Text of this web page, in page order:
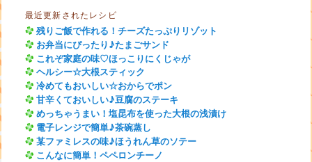
最近更新されたレシピ
残りご飯で作れる！チーズたっぷりリゾット
お弁当にぴったり♪たまごサンド
これぞ家庭の味♡ほっこりにくじゃが
ヘルシー☆大根スティック
冷めてもおいしい☆おからでポン
甘辛くておいしい♪豆腐のステーキ
めっちゃうまい！塩昆布を使った大根の浅漬け
電子レンジで簡単♪茶碗蒸し
某ファミレスの味♪ほうれん草のソテー
こんなに簡単！ペペロンチーノ